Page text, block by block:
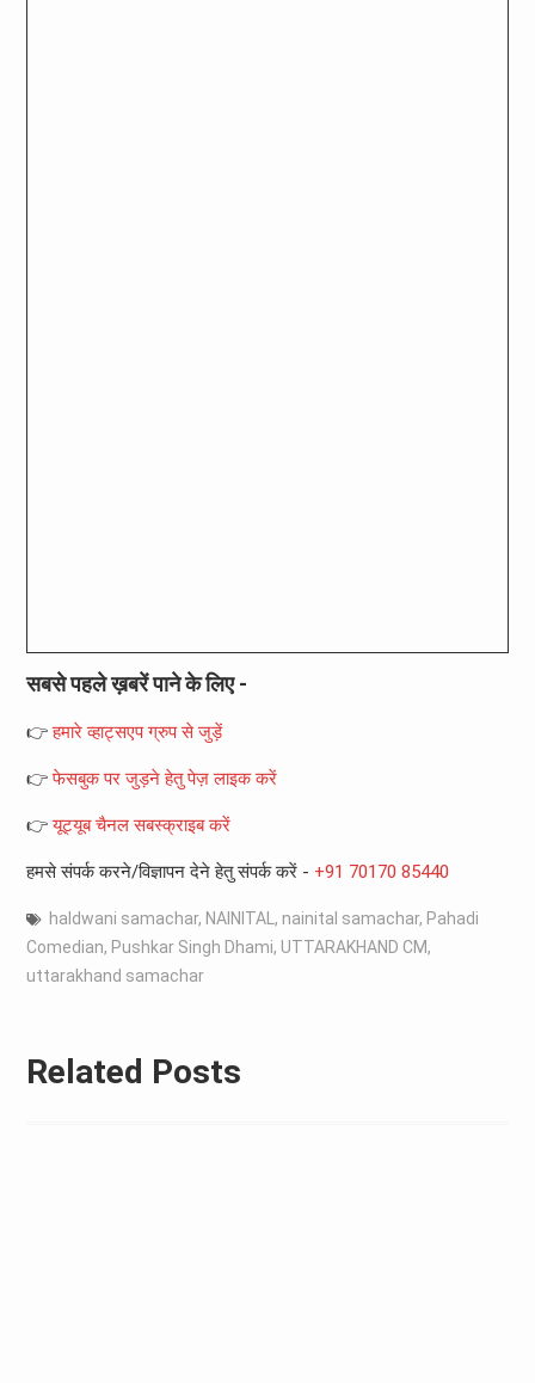
सबसे पहले ख़बरें पाने के लिए -
👉हमारे व्हाट्सएप ग्रुप से जुड़ें
👉फेसबुक पर जुड़ने हेतु पेज़ लाइक करें
👉यूट्यूब चैनल सबस्क्राइब करें
हमसे संपर्क करने/विज्ञापन देने हेतु संपर्क करें - +91 70170 85440
haldwani samachar, NAINITAL, nainital samachar, Pahadi
Comedian, Pushkar Singh Dhami, UTTARAKHAND CM,
uttarakhand samachar
Related Posts